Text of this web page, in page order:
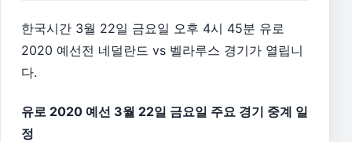
한국시간 3월 22일 금요일 오후 4시 45분 유로
2020 예선전 네덜란드 vs 벨라루스 경기가 열립니
다.
유로 2020 예선 3월 22일 금요일 주요 경기 중계 일
정